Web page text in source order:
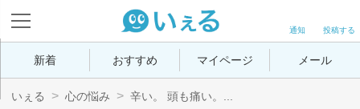
投稿する
通知
新着 おすすめ マイページ メール
いぇる 心の悩み 辛い。 頭も痛い。...